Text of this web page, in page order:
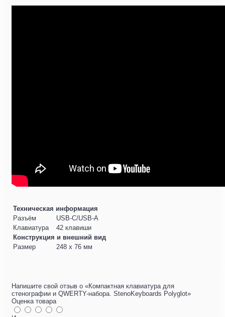
Техническая информация
Разъём
USB-C/USB-A
Клавиатура
42 клавиши
Конструкция и внешний вид
Размер
248 x 76 мм
Напишите свой отзыв о «Компактная клавиатура для
стенографии и QWERTY-набора. StenoKeyboards Polyglot»
Оценка товара